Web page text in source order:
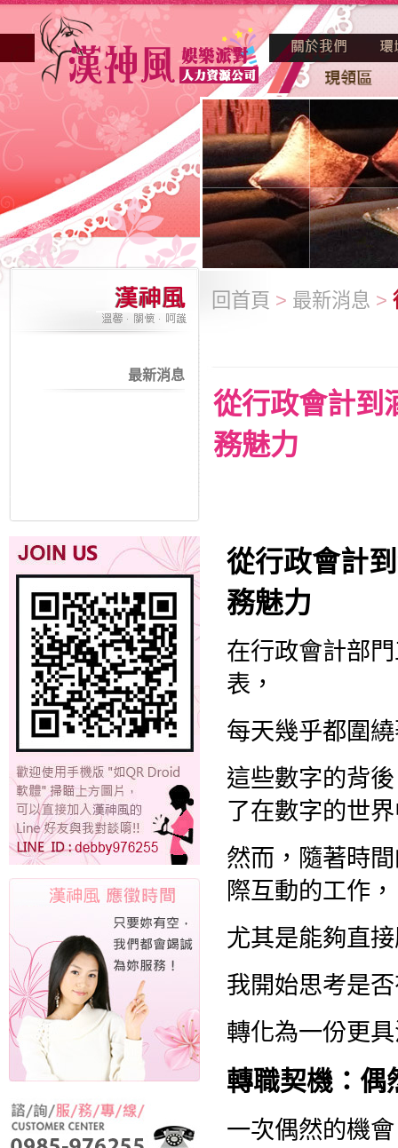
最新消息
回首頁 > 最新消息 >
從行政會計到
務魅力
從行政會計
務魅力
在行政會計部
表，
每天幾乎都圍
這些數字的背
了在數字的世
然而，隨著時
際互動的工作，
尤其是能夠直
我開始思考是
轉化為一份更
轉職契機：偶
一次偶然的機